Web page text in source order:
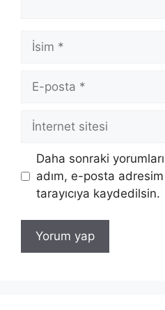
İsim
posta
İnternet
sitesi
Daha sonraki
adım, e-posta
tarayıcıya kaydedilsin.